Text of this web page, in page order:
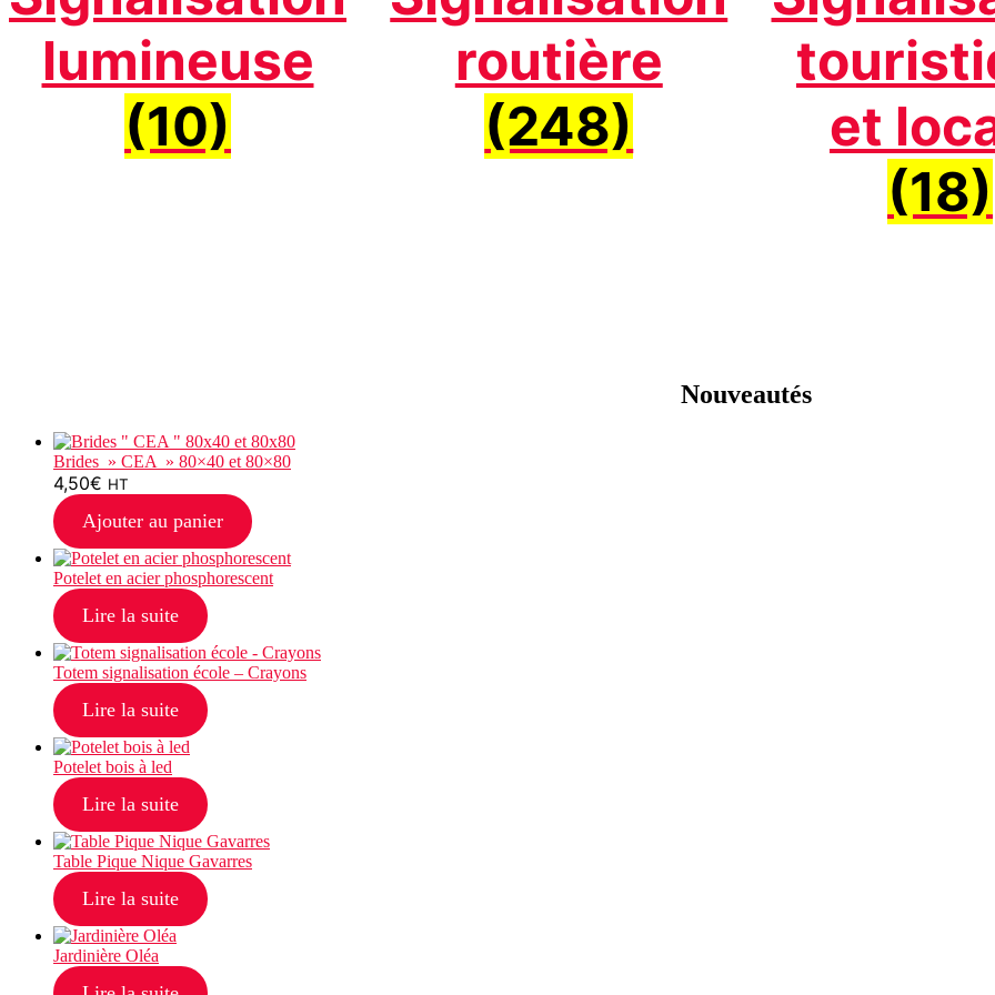
lumineuse
(10)
routière
(248)
et
(18)
Nouveautés
Brides » CEA » 80×40 et 80×80
4,50€ HT
Ajouter au panier
Potelet en acier phosphorescent
Lire la suite
Totem signalisation école – Crayons
Lire la suite
Potelet bois à led
Lire la suite
Table Pique Nique Gavarres
Lire la suite
Jardinière Oléa